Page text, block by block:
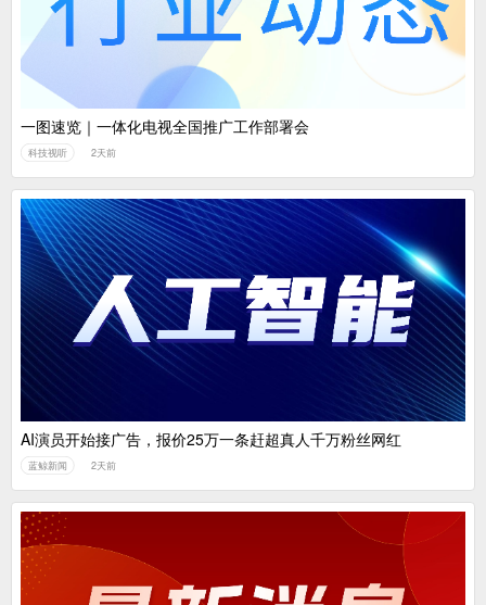
一图速览｜一体化电视全国推广工作部署会
科技视听 2天前
AI演员开始接广告，报价25万一条赶超真人千万粉丝网红
蓝鲸新闻 2天前